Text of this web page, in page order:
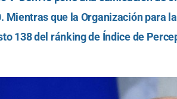
Mientras que la Organización para
138 del ránking de Índice de